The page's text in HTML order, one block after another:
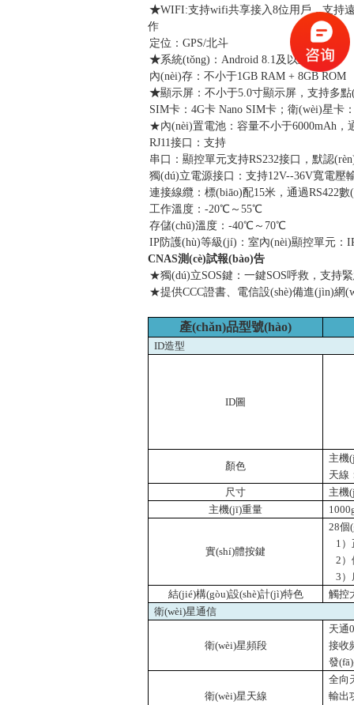
★WIFI:支持wifi共享接入8位用戶，支持
作
定位：GPS/北斗
★系統(tǒng)：Android 8.1及以上
內(nèi)存：不小于1GB RAM + 8GB ROM
★顯示屏：不小于5.0寸顯示屏，支持多點
SIM卡：4G卡 Nano SIM卡；衛(wèi)星卡
★內(nèi)置電池：容量不小于6000mAh，
RJ11接口：支持
串口：顯控單元支持RS232接口，默認
獨(dú)立電源接口：支持12V--36V寬電壓
連接線纜：標(biāo)配15米，通過RS422
工作溫度：-20℃～55℃
存儲(chǔ)溫度：-40℃～70℃
IP防護(hù)等級(jí)：室內(nèi)顯控單元：
CNAS測(cè)試報(bào)告
★獨(dú)立SOS鍵：一鍵SOS呼救，支持
★提供CCC證書、電信設(shè)備進(jìn)網
產(chǎn)品型號(hào)
ID造型
ID圖
顏色
主機
天線
尺寸
主機
主機(jī)重量
實(shí)體按鍵
28個
1）
2）
3）
結(jié)構(gòu)設(shè)計(jì)特色
觸控
衛(wèi)星通信
衛(wèi)星頻段
天通
接收
發
衛(wèi)星天線
全向
輸出